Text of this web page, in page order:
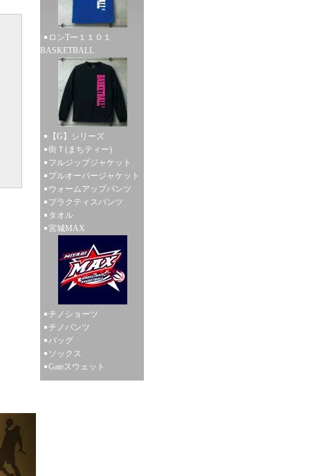
ロンTー１１０１
BASKETBALL
【G】シリーズ
街Ｔ(まちティー)
フルジップジャケット
プルオーバージャケット
ウォームアップパンツ
プラクティスパンツ
タオル
宮城MAX
チノショーツ
チノパンツ
バッグ
ソックス
Gateスウェット